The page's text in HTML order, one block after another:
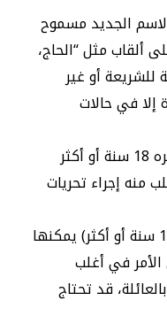
الجديد مسموح
ألقاب مثل “الحاج،
للشريعة أو غير
إلا في حالات
شروط الرجال: يجب أن يكون عمره 18 سنة أو أكثر
منه إجراء تحريات
شروط النساء: المرأة البالغة (18 سنة أو أكثر) يمكنها
في أغلب
قد تحتاج